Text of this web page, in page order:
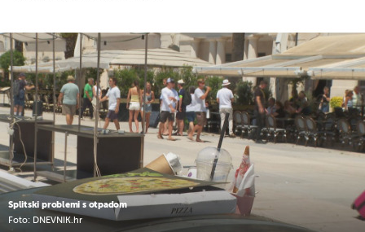
Splitski problemi s otpadom
Foto: DNEVNIK.hr